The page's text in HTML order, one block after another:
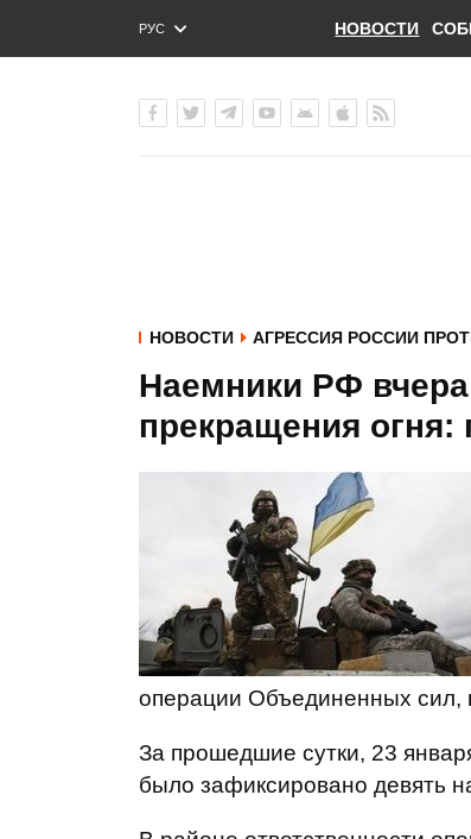
РУС
ENG
НОВОСТИ
НОВОСТИ АГРЕССИЯ РОССИИ
Наемники РФ
прекращения огня:
операции Объединенных сил,
За прошедшие сутки, 23
было зафиксировано девять